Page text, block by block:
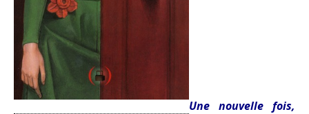
Une nouvelle fois,